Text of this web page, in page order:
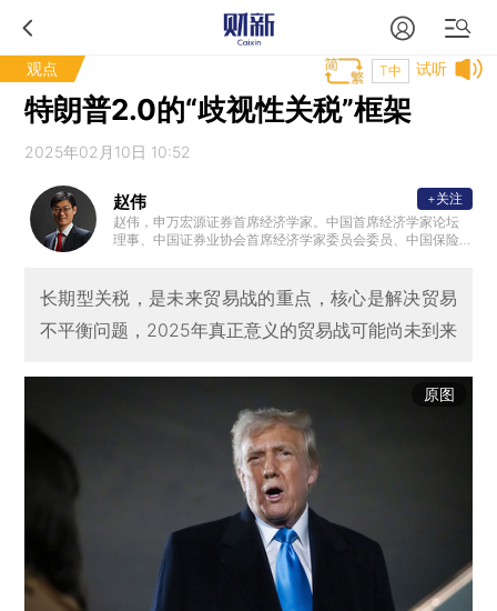
观点 试听
T中
特朗普2.0的“歧视性关税”框架
2025年02月10日 10:52
赵伟
赵伟，申万宏源证券首席经济学家。中国首席经济学家论坛
理事、中国证券业协会首席经济学家委员会委员、中国保险
术顾问等。复旦大学、浙江大学、中国人民大学专硕校外导
师，中国农业大学客座研究员、专硕导师。新财富最佳分析
师、水晶球最佳分析师、金牛奖最具价值首席分析师等。代
+关注
长期型关税，是未来贸易战的重点，核心是解决贸易
不平衡问题，2025年真正意义的贸易战可能尚未到来
原图